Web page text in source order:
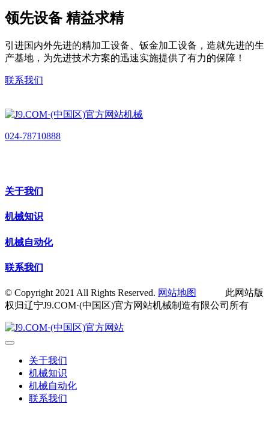
领先设备 精益求精
引进国内外先进的精加工设备、钣金加工设备，造就先进的生
产基地，为先进技术方案的迅速实施提供了有力的保障！
联系我们
024-78710888
关于我们
机械知识
机械自动化
联系我们
© Copyright 2021 All Rights Reserved. 网站地图
此网站版
权归辽宁J9.COM·(中国区)官方网站机械制造有限公司所有
关于我们
机械知识
机械自动化
联系我们